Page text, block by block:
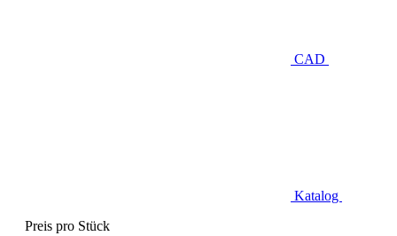
CAD
Katalog
Preis pro Stück